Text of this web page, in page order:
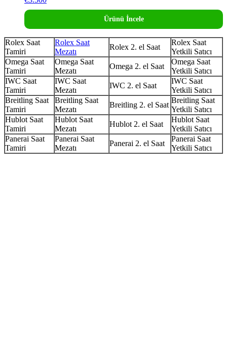
Ürünü İncele
Rolex Saat
Tamiri
Rolex Saat
Mezatı
Rolex 2. el Saat
Rolex Saat
Yetkili Satıcı
Omega Saat
Tamiri
Omega Saat
Mezatı
Omega 2. el Saat
Omega Saat
Yetkili Satıcı
IWC Saat
Tamiri
IWC Saat
Mezatı
IWC 2. el Saat
IWC Saat
Yetkili Satıcı
Breitling Saat
Tamiri
Breitling Saat
Mezatı
Breitling 2. el Saat
Breitling Saat
Yetkili Satıcı
Hublot Saat
Tamiri
Hublot Saat
Mezatı
Hublot 2. el Saat
Hublot Saat
Yetkili Satıcı
Panerai Saat
Tamiri
Panerai Saat
Mezatı
Panerai 2. el Saat
Panerai Saat
Yetkili Satıcı